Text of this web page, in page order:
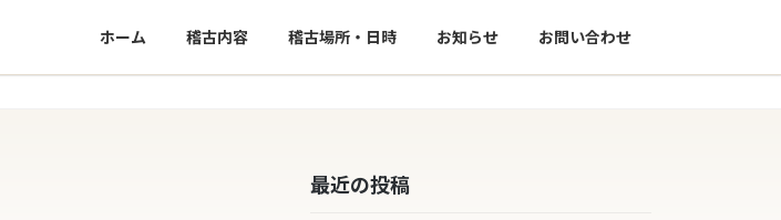
ホーム 稽古内容 稽古場所・日時 お知らせ お問い合わせ
最近の投稿